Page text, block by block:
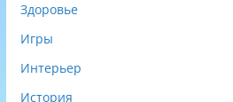
Здоровье
Игры
Интерьер
История